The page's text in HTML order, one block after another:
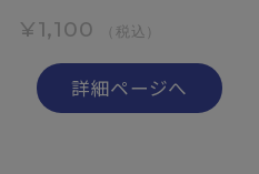
¥1,100 （税込）
詳細ページへ